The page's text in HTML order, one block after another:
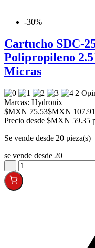
-30%
Cartucho SDC-
Polipropileno
Micras
2
Marcas: Hydronix
$MXN 75.53$MXN 107.91
Precio desde $MXN 59.35
Se vende desde 20 pieza(s)
se vende desde 20
−